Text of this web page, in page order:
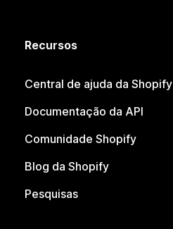
Recursos
Central de ajuda da Shopify
Documentação da API
Comunidade Shopify
Blog da Shopify
Pesquisas